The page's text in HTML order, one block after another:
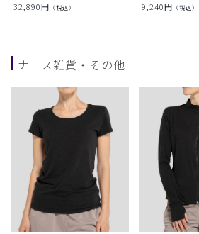
32,890円 （税込） 9,240円 （税込）
ナース雑貨・その他